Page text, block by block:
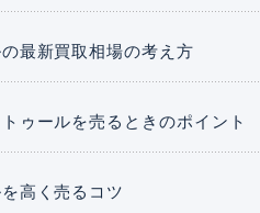
最新買取相場の考え方
ゥールを売るときのポイント
高く売るコツ